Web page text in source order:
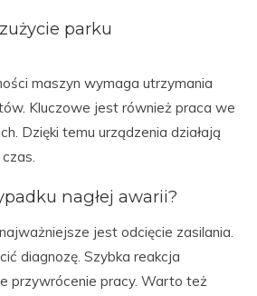
parku
maszyn wymaga utrzymania
Kluczowe jest również praca we
Dzięki temu urządzenia działają
nagłej awarii?
jest odcięcie zasilania.
diagnozę. Szybka reakcja
przywrócenie pracy. Warto też